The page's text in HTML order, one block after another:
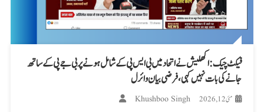
فیکٹ چیک: اکھلیش نے اتحاد میں بی ایس پی کے شامل ہونے پر بی جے پی کے ساتھ
جانے کی بات نہیں کہی، فرضی بیان وائرل
مئی 12, 2026 Khushboo Singh